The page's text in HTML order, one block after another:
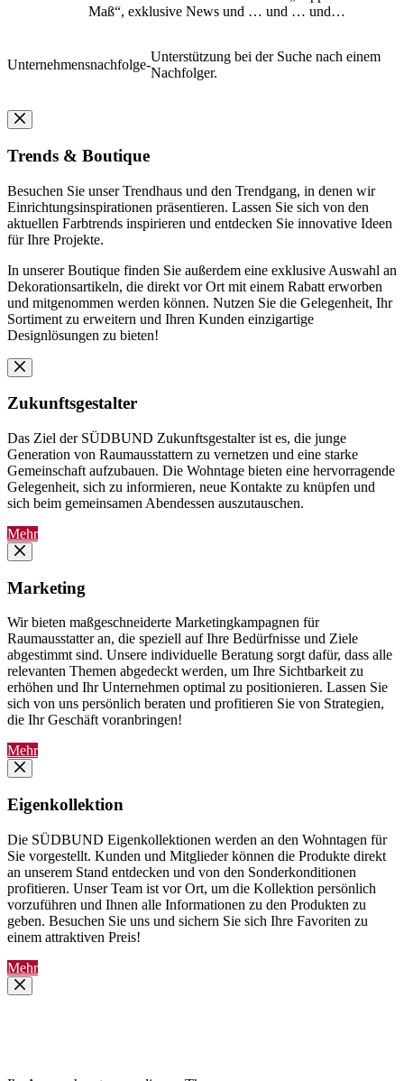
Maß“, exklusive News und … und … und…
Unternehmensnachfolge-
Unterstützung bei der Suche nach einem
Nachfolger.
Trends & Boutique
Besuchen Sie unser Trendhaus und den Trendgang, in denen wir
Einrichtungsinspirationen präsentieren. Lassen Sie sich von den
aktuellen Farbtrends inspirieren und entdecken Sie innovative Ideen
für Ihre Projekte.
In unserer Boutique finden Sie außerdem eine exklusive Auswahl an
Dekorationsartikeln, die direkt vor Ort mit einem Rabatt erworben
und mitgenommen werden können. Nutzen Sie die Gelegenheit, Ihr
Sortiment zu erweitern und Ihren Kunden einzigartige
Designlösungen zu bieten!
Zukunftsgestalter
Das Ziel der SÜDBUND Zukunftsgestalter ist es, die junge
Generation von Raumausstattern zu vernetzen und eine starke
Gemeinschaft aufzubauen. Die Wohntage bieten eine hervorragende
Gelegenheit, sich zu informieren, neue Kontakte zu knüpfen und
sich beim gemeinsamen Abendessen auszutauschen.
Mehr
Marketing
Wir bieten maßgeschneiderte Marketingkampagnen für
Raumausstatter an, die speziell auf Ihre Bedürfnisse und Ziele
abgestimmt sind. Unsere individuelle Beratung sorgt dafür, dass alle
relevanten Themen abgedeckt werden, um Ihre Sichtbarkeit zu
erhöhen und Ihr Unternehmen optimal zu positionieren. Lassen Sie
sich von uns persönlich beraten und profitieren Sie von Strategien,
die Ihr Geschäft voranbringen!
Mehr
Eigenkollektion
Die SÜDBUND Eigenkollektionen werden an den Wohntagen für
Sie vorgestellt. Kunden und Mitglieder können die Produkte direkt
an unserem Stand entdecken und von den Sonderkonditionen
profitieren. Unser Team ist vor Ort, um die Kollektion persönlich
vorzuführen und Ihnen alle Informationen zu den Produkten zu
geben. Besuchen Sie uns und sichern Sie sich Ihre Favoriten zu
einem attraktiven Preis!
Mehr